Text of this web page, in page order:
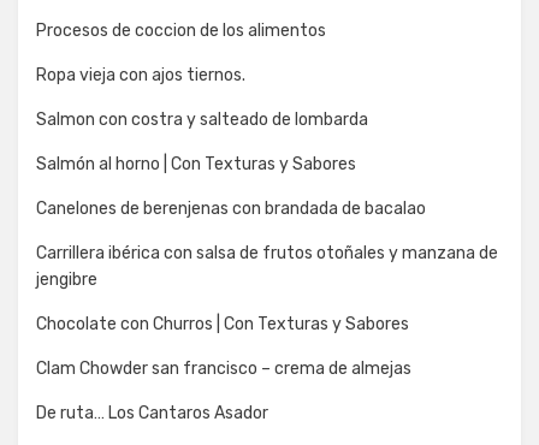
Procesos de coccion de los alimentos
Ropa vieja con ajos tiernos.
Salmon con costra y salteado de lombarda
Salmón al horno | Con Texturas y Sabores
Canelones de berenjenas con brandada de bacalao
Carrillera ibérica con salsa de frutos otoñales y manzana de
jengibre
Chocolate con Churros | Con Texturas y Sabores
Clam Chowder san francisco – crema de almejas
De ruta… Los Cantaros Asador